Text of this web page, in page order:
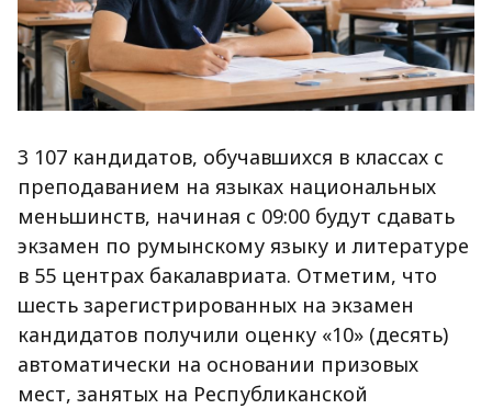
3 107 кандидатов, обучавшихся в классах с
преподаванием на языках национальных
меньшинств, начиная с 09:00 будут сдавать
экзамен по румынскому языку и литературе
в 55 центрах бакалавриата. Отметим, что
шесть зарегистрированных на экзамен
кандидатов получили оценку «10» (десять)
автоматически на основании призовых
мест, занятых на Республиканской